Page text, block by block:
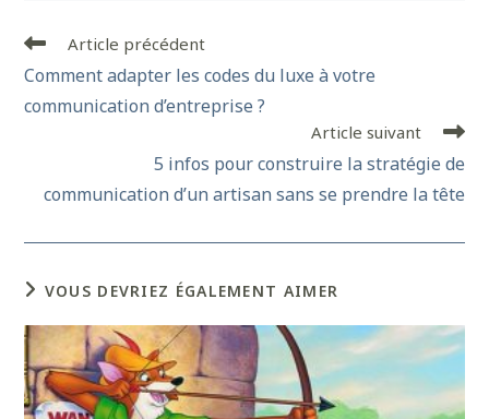
Article précédent
Comment adapter les codes du luxe à votre
communication d’entreprise ?
Article suivant
5 infos pour construire la stratégie de
communication d’un artisan sans se prendre la tête
VOUS DEVRIEZ ÉGALEMENT AIMER